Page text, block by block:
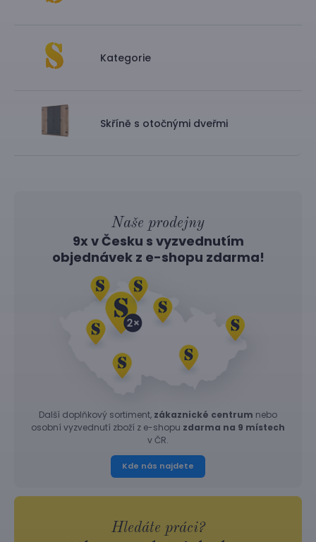
Kategorie
Skříně s otočnými dveřmi
Naše prodejny
9x v Česku s vyzvednutím
objednávek z e-shopu zdarma!
Další doplňkový sortiment, zákaznické centrum nebo
osobní vyzvednutí zboží z e-shopu zdarma na 9 místech
v ČR.
Kde nás najdete
Hledáte práci?